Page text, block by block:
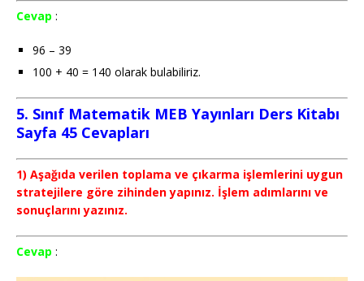
Cevap :
96 – 39
100 + 40 = 140 olarak bulabiliriz.
5. Sınıf Matematik MEB Yayınları Ders Kitabı
Sayfa 45 Cevapları
1) Aşağıda verilen toplama ve çıkarma işlemlerini uygun
stratejilere göre zihinden yapınız. İşlem adımlarını ve
sonuçlarını yazınız.
Cevap :